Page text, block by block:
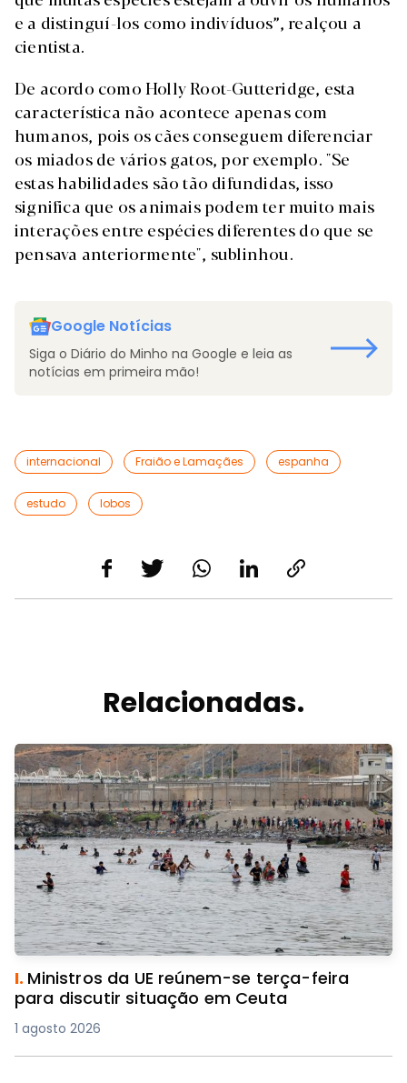
e a distinguí-los como indivíduos”, realçou a
cientista.
De acordo como Holly Root-Gutteridge, esta
característica não acontece apenas com
humanos, pois os cães conseguem diferenciar
os miados de vários gatos, por exemplo. "Se
estas habilidades são tão difundidas, isso
significa que os animais podem ter muito mais
interações entre espécies diferentes do que se
pensava anteriormente", sublinhou.
Google Notícias
Siga o Diário do Minho na Google e leia as
notícias em primeira mão!
internacional Fraião e Lamaçães espanha
estudo lobos
Relacionadas.
I. Ministros da UE reúnem-se terça-feira
para discutir situação em Ceuta
1 agosto 2026